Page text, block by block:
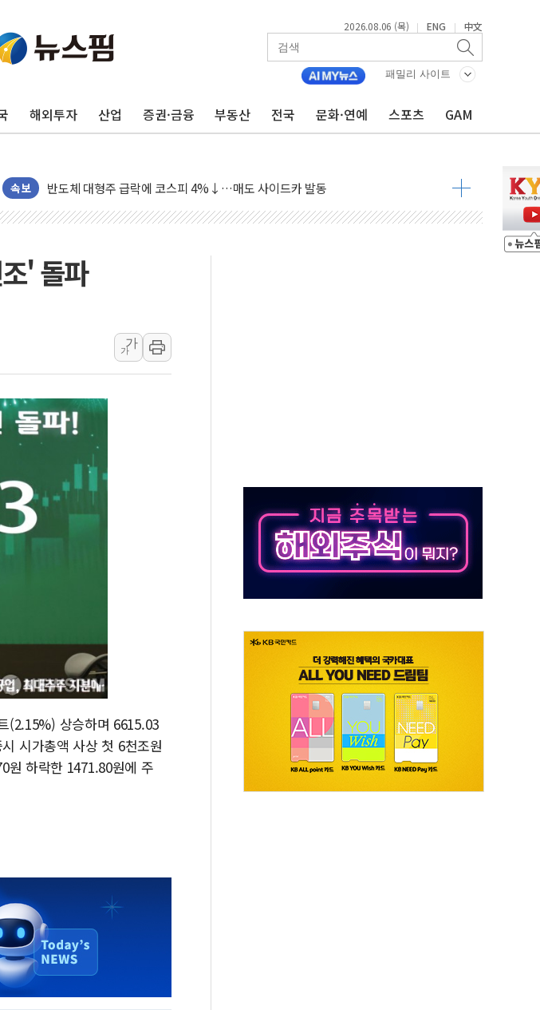
2026.08.06 (목) | ENG | 中文
패밀리 사이트
해외투자 산업 증권·금융 부동산 전국 문화·연예 스포츠 GAM
속보
[K메이커] 코셔에서 할랄까지…대상, 종가가 넘은 건 국경 아닌 '식문화 장벽'
[특징주] 비철금속 업종 11% 급등…구리 가격 상승 전망 부각
흥국자산운용, 코스닥 성장주 담은 채권혼합 펀드 2종 출시
"월가 큰손들을 털어라" 동시다발 해킹 공격...이번에도 이란 작품?
카카오뱅크 '모임통장'의 락인 효과, '모임주' 이자 기여도 일반 2배
더본코리아 홍콩반점, '부산 돼지국밥짬뽕' 2주간 전국 한시 판매
LGU+, 국내 IDaaS 최초 클라우드 보안인증 획득
환율 100원 빠지면 현대차 영업익 2.2조 증발...하반기 '환율 역풍' 우려
카카오, 'AI 수익화' 내년 상반기부터 본격화
경찰, '홍명보 감독 선임 의혹' 축구협회 압수수색
LX하우시스 "역대급 폭염에 고단열 인테리어 관심 급증"
일 안 하고 '초과근무 수당' 챙긴 경찰관 2명 송치
' 돌파
가
가
(2.15%) 상승하며 6615.03
시가총액 사상 첫 6천조원
원 하락한 1471.80원에 주